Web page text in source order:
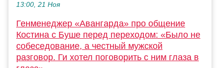
13:00, 21 Ноя
Генменеджер «Авангарда» про общение
Костина с Буше перед переходом: «Было не
собеседование, а честный мужской
разговор. Ги хотел поговорить с ним глаза в